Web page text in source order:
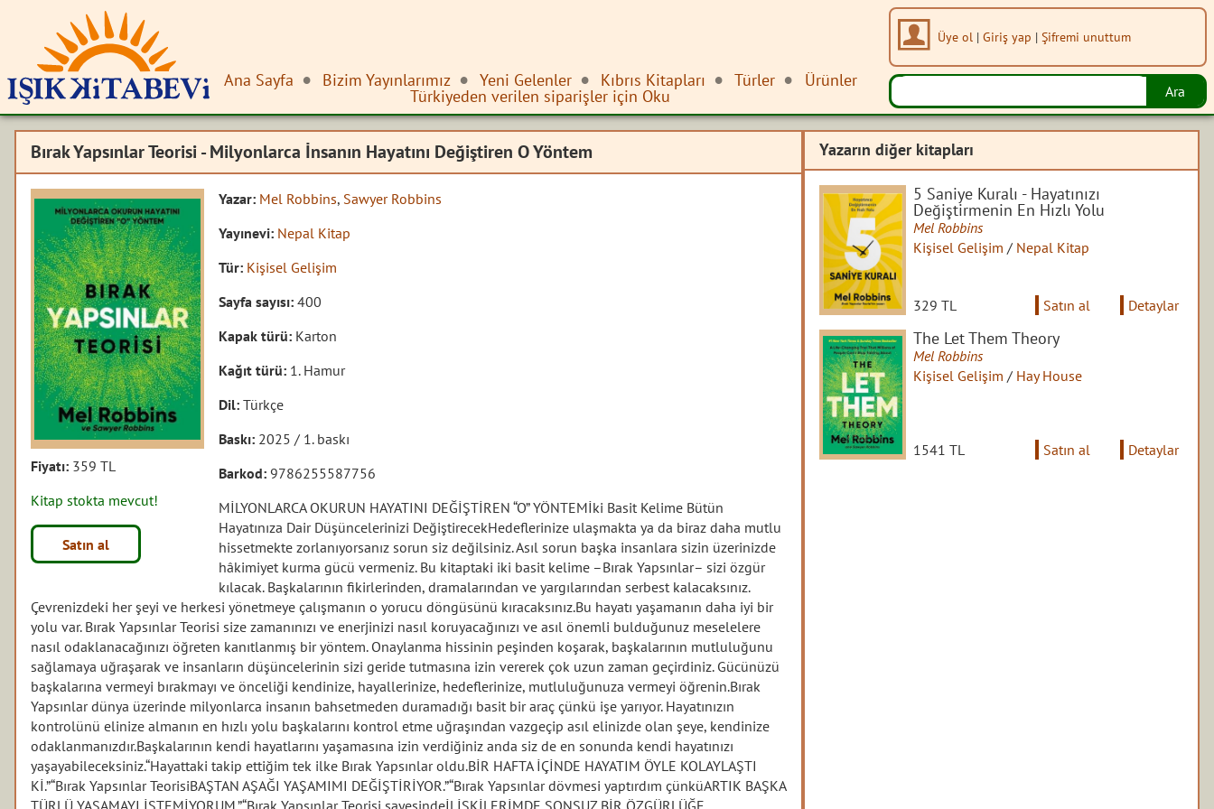
Ana Sayfa Bizim Yayınlarımız Yeni Gelenler Kıbrıs Kitapları Türler Ürünler
Türkiyeden verilen siparişler için Oku
Üye ol | Giriş yap | Şifremi unuttum
Bırak Yapsınlar Teorisi - Milyonlarca İnsanın Hayatını Değiştiren O Yöntem
Fiyatı: 359 TL
Kitap stokta mevcut!
Satın al
Yazar: Mel Robbins, Sawyer Robbins
Yayınevi: Nepal Kitap
Tür: Kişisel Gelişim
Sayfa sayısı:400
Kapak türü: Karton
Kağıt türü: 1. Hamur
Dil:Türkçe
Baskı: 2025 / 1. baskı
Barkod:9786255587756
MİLYONLARCA OKURUN HAYATINI DEĞİŞTİREN “O” YÖNTEMİki Basit Kelime Bütün
Hayatınıza Dair Düşüncelerinizi DeğiştirecekHedeflerinize ulaşmakta ya da biraz daha mutlu
hissetmekte zorlanıyorsanız sorun siz değilsiniz. Asıl sorun başka insanlara sizin üzerinizde
hâkimiyet kurma gücü vermeniz. Bu kitaptaki iki basit kelime –Bırak Yapsınlar– sizi özgür
kılacak. Başkalarının fikirlerinden, dramalarından ve yargılarından serbest kalacaksınız.
Çevrenizdeki her şeyi ve herkesi yönetmeye çalışmanın o yorucu döngüsünü kıracaksınız.Bu hayatı yaşamanın daha iyi bir
yolu var. Bırak Yapsınlar Teorisi size zamanınızı ve enerjinizi nasıl koruyacağınızı ve asıl önemli bulduğunuz meselelere
nasıl odaklanacağınızı öğreten kanıtlanmış bir yöntem. Onaylanma hissinin peşinden koşarak, başkalarının mutluluğunu
sağlamaya uğraşarak ve insanların düşüncelerinin sizi geride tutmasına izin vererek çok uzun zaman geçirdiniz. Gücünüzü
başkalarına vermeyi bırakmayı ve önceliği kendinize, hayallerinize, hedeflerinize, mutluluğunuza vermeyi öğrenin.Bırak
Yapsınlar dünya üzerinde milyonlarca insanın bahsetmeden duramadığı basit bir araç çünkü işe yarıyor. Hayatınızın
kontrolünü elinize almanın en hızlı yolu başkalarını kontrol etme uğraşından vazgeçip asıl elinizde olan şeye, kendinize
odaklanmanızdır.Başkalarının kendi hayatlarını yaşamasına izin verdiğiniz anda siz de en sonunda kendi hayatınızı
yaşayabileceksiniz.“Hayattaki takip ettiğim tek ilke Bırak Yapsınlar oldu.BİR HAFTA İÇİNDE HAYATIM ÖYLE KOLAYLAŞTI
Kİ.”“Bırak Yapsınlar TeorisiBAŞTAN AŞAĞI YAŞAMIMI DEĞİŞTİRİYOR.”“Bırak Yapsınlar dövmesi yaptırdım çünküARTIK BAŞKA
TÜRLÜ YAŞAMAYI İSTEMİYORUM.”“Bırak Yapsınlar Teorisi sayesindeİLİŞKİLERİMDE SONSUZ BİR ÖZGÜRLÜĞE
Yazarın diğer kitapları
5 Saniye Kuralı - Hayatınızı
Değiştirmenin En Hızlı Yolu
Mel Robbins
Kişisel Gelişim / Nepal Kitap
329 TL Satın al Detaylar
The Let Them Theory
Mel Robbins
Kişisel Gelişim / Hay House
1541 TL Satın al Detaylar